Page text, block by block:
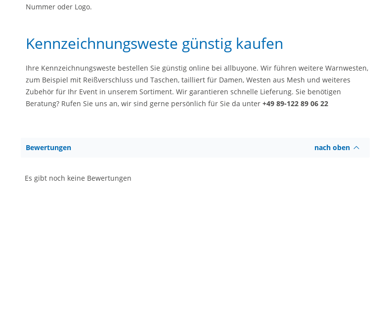
Nummer oder Logo.
Kennzeichnungsweste günstig kaufen
Ihre Kennzeichnungsweste bestellen Sie günstig online bei allbuyone. Wir führen weitere Warnwesten,
zum Beispiel mit Reißverschluss und Taschen, tailliert für Damen, Westen aus Mesh und weiteres
Zubehör für Ihr Event in unserem Sortiment. Wir garantieren schnelle Lieferung. Sie benötigen
Beratung? Rufen Sie uns an, wir sind gerne persönlich für Sie da unter +49 89-122 89 06 22
Bewertungen nach oben
Es gibt noch keine Bewertungen